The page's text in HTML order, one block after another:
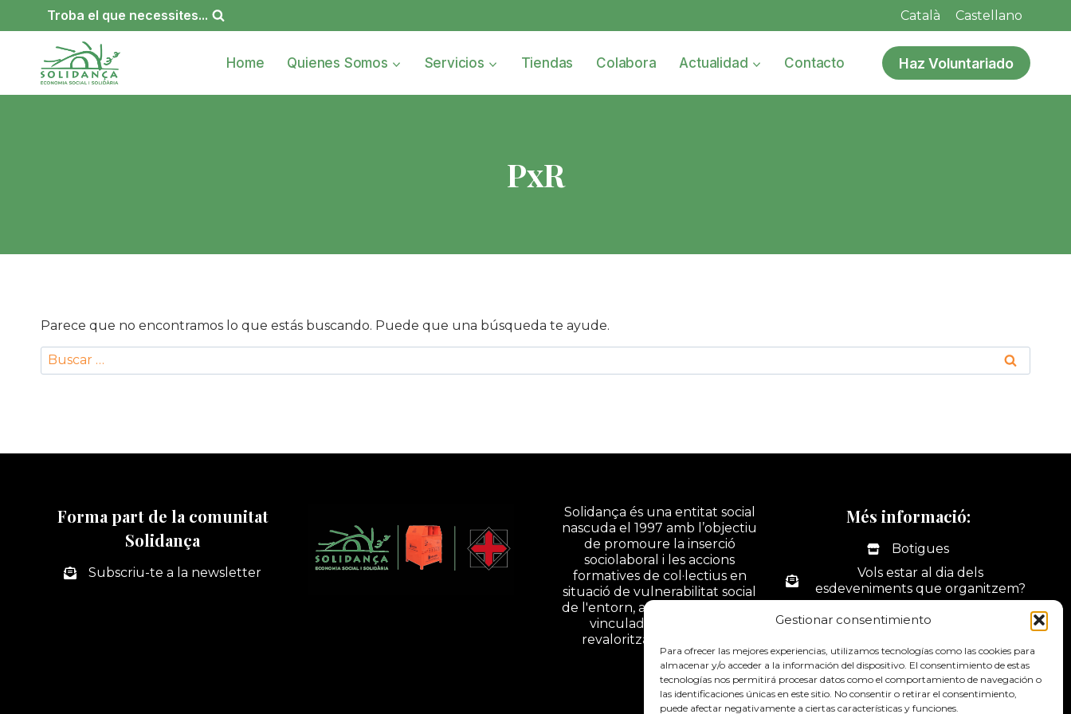
Gestionar consentimiento
Para ofrecer las mejores experiencias, utilizamos tecnologías como las cookies para
almacenar y/o acceder a la información del dispositivo. El consentimiento de estas
tecnologías nos permitirá procesar datos como el comportamiento de navegación o
las identificaciones únicas en este sitio. No consentir o retirar el consentimiento,
puede afectar negativamente a ciertas características y funciones.
Troba el que necessites... Català Castellano
Home Quienes Somos Servicios Tiendas Colabora Actualidad Contacto Haz Voluntariado
PxR
Parece que no encontramos lo que estás buscando. Puede que una búsqueda te ayude.
Buscar:
Forma part de la comunitat
Solidança
Subscriu-te a la newsletter
Solidança és una entitat social
nascuda el 1997 amb l’objectiu
de promoure la inserció
sociolaboral i les accions
formatives de col·lectius en
situació de vulnerabilitat social
de l'entorn, a través d'activitats
vinculades a la gestió i
revalorització de residus.
Més informació:
Botigues
Vols estar al dia dels
esdeveniments que organitzem?
La nostra botiga online
Contacte
Canal de denúncies